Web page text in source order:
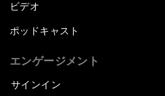
ビデオ
ポッドキャスト
エンゲージメント
サインイン